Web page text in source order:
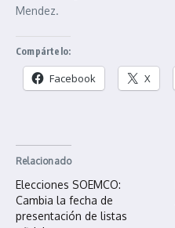
Mendez.
Compártelo:
Facebook X
Relacionado
Elecciones SOEMCO:
Cambia la fecha de
presentación de listas